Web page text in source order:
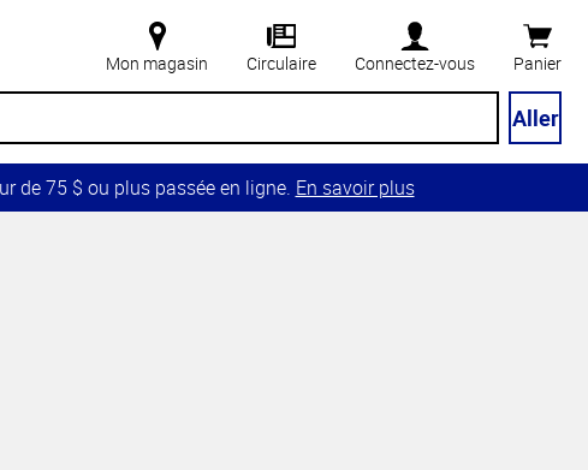
Mon magasin Circulaire Connectez-vous Panier
Aller
de 75 $ ou plus passée en ligne. En savoir plus